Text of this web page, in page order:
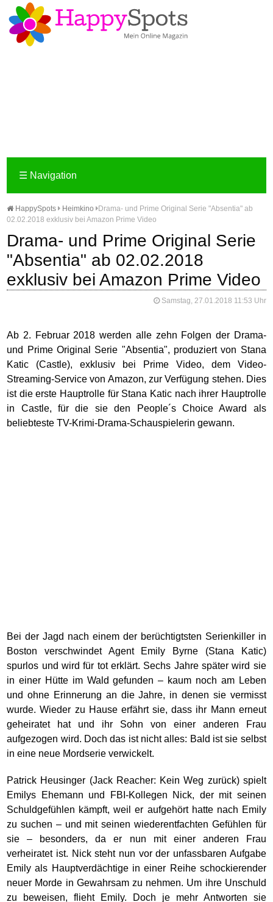
☰ Navigation
HappySpots Heimkino
Drama- und Prime Original Serie "Absentia" ab
02.02.2018 exklusiv bei Amazon Prime Video
Drama- und Prime Original Serie
"Absentia" ab 02.02.2018
exklusiv bei Amazon Prime Video
Samstag, 27.01.2018 11:53 Uhr
Ab 2. Februar 2018 werden alle zehn Folgen der Drama-
und Prime Original Serie "Absentia", produziert von Stana
Katic (Castle), exklusiv bei Prime Video, dem Video-
Streaming-Service von Amazon, zur Verfügung stehen. Dies
ist die erste Hauptrolle für Stana Katic nach ihrer Hauptrolle
in Castle, für die sie den People´s Choice Award als
beliebteste TV-Krimi-Drama-Schauspielerin gewann.
Bei der Jagd nach einem der berüchtigtsten Serienkiller in
Boston verschwindet Agent Emily Byrne (Stana Katic)
spurlos und wird für tot erklärt. Sechs Jahre später wird sie
in einer Hütte im Wald gefunden – kaum noch am Leben
und ohne Erinnerung an die Jahre, in denen sie vermisst
wurde. Wieder zu Hause erfährt sie, dass ihr Mann erneut
geheiratet hat und ihr Sohn von einer anderen Frau
aufgezogen wird. Doch das ist nicht alles: Bald ist sie selbst
in eine neue Mordserie verwickelt.
Patrick Heusinger (Jack Reacher: Kein Weg zurück) spielt
Emilys Ehemann und FBI-Kollegen Nick, der mit seinen
Schuldgefühlen kämpft, weil er aufgehört hatte nach Emily
zu suchen – und mit seinen wiederentfachten Gefühlen für
sie – besonders, da er nun mit einer anderen Frau
verheiratet ist. Nick steht nun vor der unfassbaren Aufgabe
Emily als Hauptverdächtige in einer Reihe schockierender
neuer Morde in Gewahrsam zu nehmen. Um ihre Unschuld
zu beweisen, flieht Emily. Doch je mehr Antworten sie